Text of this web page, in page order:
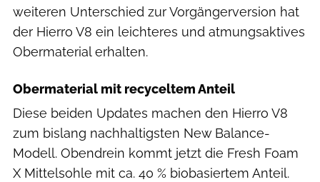
weiteren Unterschied zur Vorgängerversion hat
der Hierro V8 ein leichteres und atmungsaktives
Obermaterial erhalten.
Obermaterial mit recyceltem Anteil
Diese beiden Updates machen den Hierro V8
zum bislang nachhaltigsten New Balance-
Modell. Obendrein kommt jetzt die Fresh Foam
X Mittelsohle mit ca. 40 % biobasiertem Anteil.